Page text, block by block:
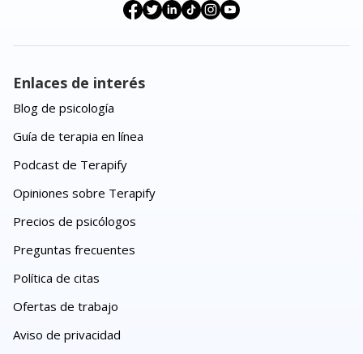
Enlaces de interés
Blog de psicología
Guía de terapia en línea
Podcast de Terapify
Opiniones sobre Terapify
Precios de psicólogos
Preguntas frecuentes
Política de citas
Ofertas de trabajo
Aviso de privacidad